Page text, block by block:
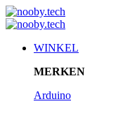
WINKEL
MERKEN
Arduino